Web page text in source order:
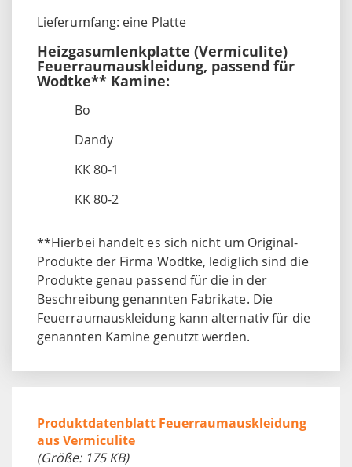
Lieferumfang: eine Platte
Heizgasumlenkplatte (Vermiculite)
Feuerraumauskleidung, passend für
Wodtke** Kamine:
Bo
Dandy
KK 80-1
KK 80-2
**Hierbei handelt es sich nicht um Original-
Produkte der Firma Wodtke, lediglich sind die
Produkte genau passend für die in der
Beschreibung genannten Fabrikate. Die
Feuerraumauskleidung kann alternativ für die
genannten Kamine genutzt werden.
Produktdatenblatt Feuerraumauskleidung
aus Vermiculite
(Größe: 175 KB)